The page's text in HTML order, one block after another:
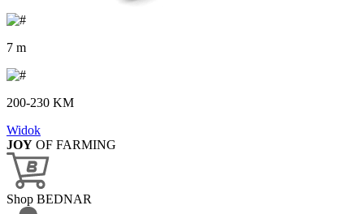
7 m
200-230 KM
Widok
JOY OF FARMING
Shop BEDNAR